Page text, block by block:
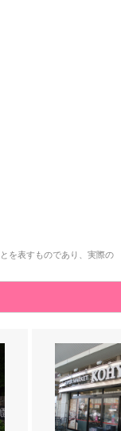
を表すものであり、実際の